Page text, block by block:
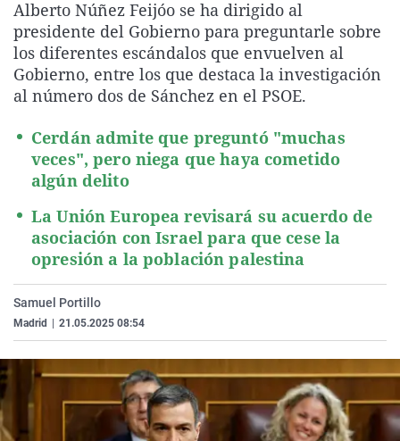
La rosa de los vientos
Gente viajera
Como el perro y el
Caso
Retornados
Equipo de
Extremadura
Galicia
La Rioja
País Vasco
Virales
Televisión
Elecciones
Alberto Núñez Feijóo se ha dirigido al
presidente del Gobierno para preguntarle sobre
los diferentes escándalos que envuelven al
Gobierno, entre los que destaca la investigación
al número dos de Sánchez en el PSOE.
Cerdán admite que preguntó "muchas
veces", pero niega que haya cometido
algún delito
La Unión Europea revisará su acuerdo de
asociación con Israel para que cese la
opresión a la población palestina
Samuel Portillo
Madrid 21.05.2025 08:54